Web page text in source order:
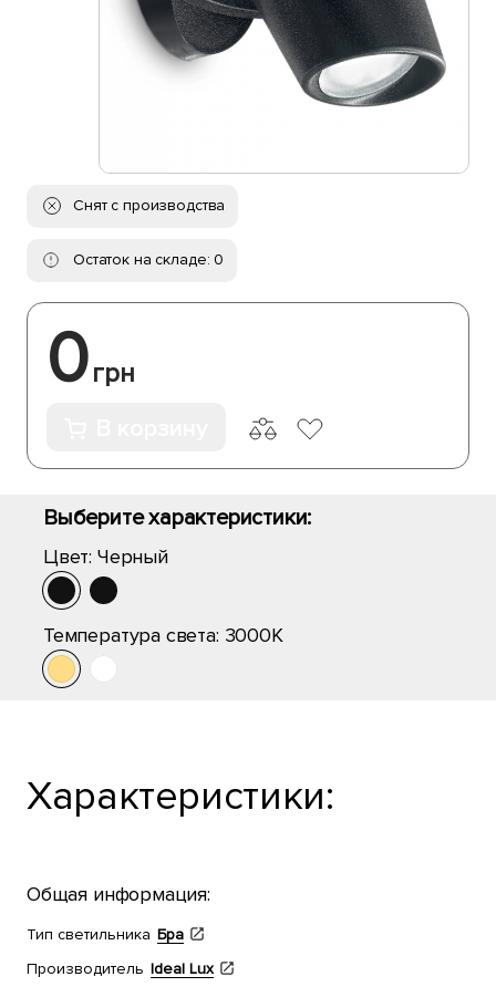
Снят с производства
Остаток на складе: 0
0грн
Выберите характеристики:
Цвет: Черный
Температура света: 3000K
Характеристики:
Общая информация:
Тип светильника Бра
Производитель Ideal Lux